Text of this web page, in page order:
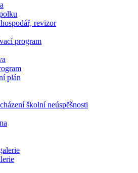
revizor
program
plán
školní neúspěšnosti